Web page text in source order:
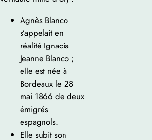
Agnès Blanco
s’appelait en
réalité Ignacia
Jeanne Blanco ;
elle est née à
Bordeaux le 28
mai 1866 de deux
émigrés
espagnols.
Elle subit son